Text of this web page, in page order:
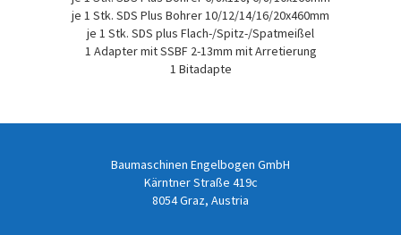
je 1 Stk. SDS Plus Bohrer 10/12/14/16/20x460mm
je 1 Stk. SDS plus Flach-/Spitz-/Spatmeißel
1 Adapter mit SSBF 2-13mm mit Arretierung
1 Bitadapte
Baumaschinen Engelbogen GmbH
Kärntner Straße 419c
8054 Graz, Austria